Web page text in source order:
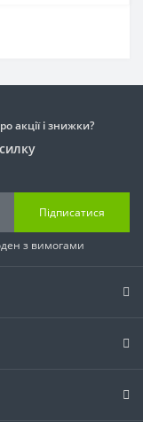
акції і знижки?
Підписатися
з вимогами